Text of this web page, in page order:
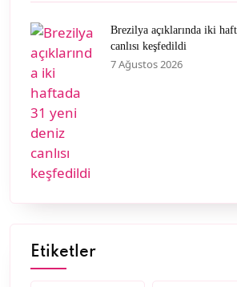
Brezilya açıklarında iki
canlısı keşfedildi
7 Ağustos 2026
Etiketler